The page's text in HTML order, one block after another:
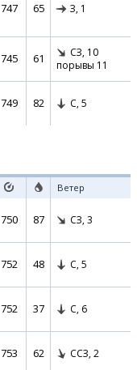
747 65 З, 1
745 61 СЗ, 10
порывы 11
749 82 С, 5
Ветер
750 87 СЗ, 3
752 48 С, 5
752 37 С, 6
753 62 ССЗ, 2